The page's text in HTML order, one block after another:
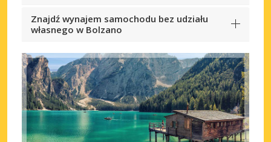
Znajdź wynajem samochodu bez udziału
własnego w Bolzano